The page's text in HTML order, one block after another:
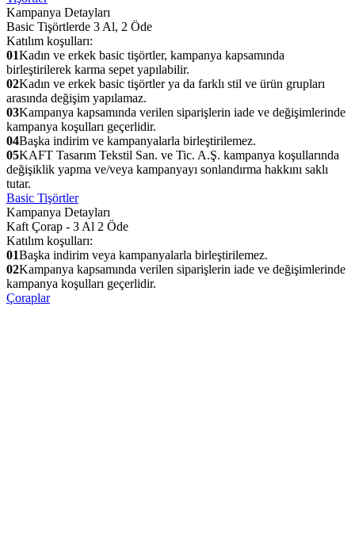
Kampanya Detayları
Basic Tişörtlerde 3 Al, 2 Öde
Katılım koşulları:
01Kadın ve erkek basic tişörtler, kampanya kapsamında
birleştirilerek karma sepet yapılabilir.
02Kadın ve erkek basic tişörtler ya da farklı stil ve ürün grupları
arasında değişim yapılamaz.
03Kampanya kapsamında verilen siparişlerin iade ve değişimlerinde
kampanya koşulları geçerlidir.
04Başka indirim ve kampanyalarla birleştirilemez.
05KAFT Tasarım Tekstil San. ve Tic. A.Ş. kampanya koşullarında
değişiklik yapma ve/veya kampanyayı sonlandırma hakkını saklı
tutar.
Basic Tişörtler
Kampanya Detayları
Kaft Çorap - 3 Al 2 Öde
Katılım koşulları:
01Başka indirim veya kampanyalarla birleştirilemez.
02Kampanya kapsamında verilen siparişlerin iade ve değişimlerinde
kampanya koşulları geçerlidir.
Çoraplar